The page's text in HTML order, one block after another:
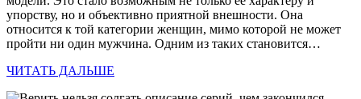
упорству, но и объективно приятной внешности. Она
относится к той категории женщин, мимо которой не может
пройти ни один мужчина. Одним из таких становится…
ЧИТАТЬ ДАЛЬШЕ